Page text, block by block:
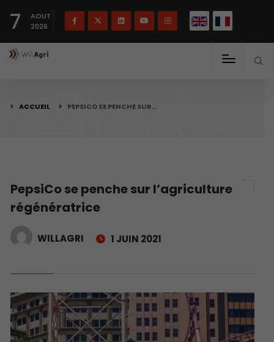
7
AOUT
2026
ACCUEIL PEPSICO SE PENCHE SUR…
PepsiCo se penche sur l’agriculture
régénératrice
WILLAGRI 1 JUIN 2021
Français English(English)